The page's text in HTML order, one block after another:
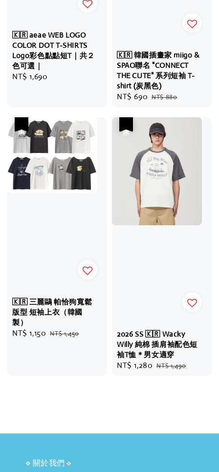
🇰🇷 aeae WEB LOGO
COLOR DOT T-SHIRTS
Logo彩色點點短T｜共２
色可選｜
Regular
NT$ 1,690
🇰🇷 韓國插畫家 miigo &
SPAO聯名 "CONNECT
THE CUTE" 系列短袖 T-
shirt (炭黑色)
Sale
NT$ 690 Regular
NT$ 880
🇰🇷 三麗鷗 帕恰狗寬鬆
版型 短袖上衣（韓國
製）
Sale
NT$ 1,150 Regular
NT$ 1,450
2026 SS 🇰🇷 Wacky
Willy 純棉 插肩袖配色短
袖T恤＊男女適穿
Sale
NT$ 1,280 Regular
NT$ 1,490
🔹關於我們🔹